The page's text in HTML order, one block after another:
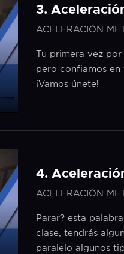
3.
ACELERACIÓN
Tu primera vez
pero confiamos en
¡Vamos únete!
4.
ACELERACIÓN
Parar? esta
clase, tendrás
paralelo algunos